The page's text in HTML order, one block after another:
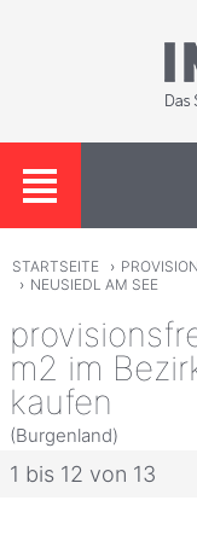
STARTSEITE ›
› NEUSIEDL AM SEE
m2 im
kaufen
(Burgenland)
1 bis 12 von 13